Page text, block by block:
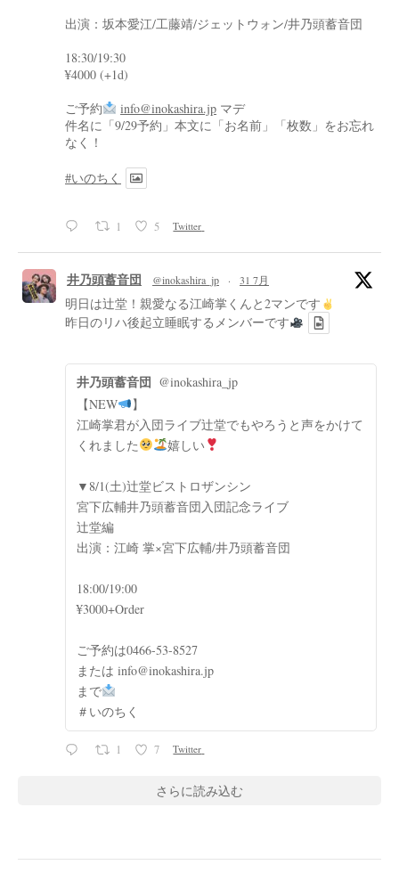
出演：坂本愛江/工藤靖/ジェットウォン/井乃頭蓄音団
18:30/19:30
¥4000 (+1d)
ご予約
info@inokashira.jp マデ
件名に「9/29予約」本文に「お名前」「枚数」をお忘れ
なく！
#いのちく
1 5 Twitter
井乃頭蓄音団 @inokashira_jp · 31 7月
明日は辻堂！親愛なる江崎掌くんと2マンです
昨日のリハ後起立睡眠するメンバーです
井乃頭蓄音団 @inokashira_jp
【NEW
】
江崎掌君が入団ライブ辻堂でもやろうと声をかけて
くれました
嬉しい
▼8/1(土)辻堂ビストロザンシン
宮下広輔井乃頭蓄音団入団記念ライブ
辻堂編
出演：江崎 掌×宮下広輔/井乃頭蓄音団
18:00/19:00
¥3000+Order
ご予約は0466-53-8527
または info@inokashira.jp
まで
＃いのちく
1 7 Twitter
さらに読み込む